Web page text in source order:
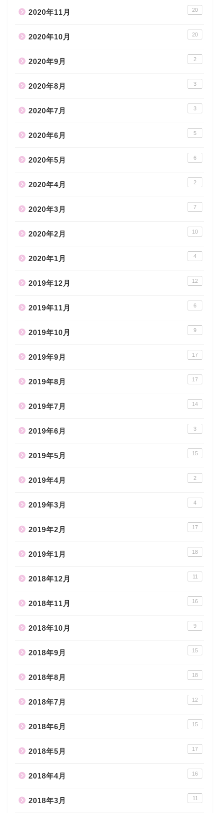
2020年11月 20
2020年10月 20
2020年9月 2
2020年8月 3
2020年7月 3
2020年6月 5
2020年5月 6
2020年4月 2
2020年3月 7
2020年2月 10
2020年1月 4
2019年12月 12
2019年11月 6
2019年10月 9
2019年9月 17
2019年8月 17
2019年7月 14
2019年6月 3
2019年5月 15
2019年4月 2
2019年3月 4
2019年2月 17
2019年1月 18
2018年12月 11
2018年11月 16
2018年10月 9
2018年9月 15
2018年8月 18
2018年7月 12
2018年6月 15
2018年5月 17
2018年4月 16
2018年3月 11